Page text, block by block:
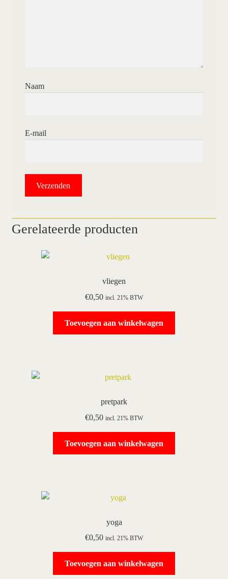
Naam
E-mail
Gerelateerde producten
vliegen
€0,50 incl. 21% BTW
Toevoegen aan winkelwagen
pretpark
€0,50 incl. 21% BTW
Toevoegen aan winkelwagen
yoga
€0,50 incl. 21% BTW
Toevoegen aan winkelwagen